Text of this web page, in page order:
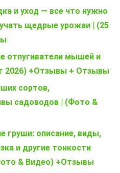
и уход — все что нужно
щедрые урожаи | (25
отпугиватели мышей и
2026) +Отзывы + Отзывы
сортов,
садоводов | (Фото &
груши: описание, виды,
и другие тонкости
& Видео) +Отзывы